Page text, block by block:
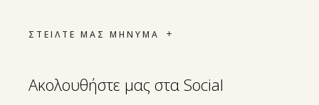
ΣΤΕΙΛΤΕ ΜΑΣ ΜΗΝΥΜΑ
Ακολουθήστε μας στα Social